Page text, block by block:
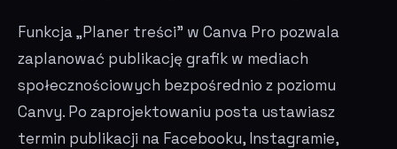
Funkcja „Planer treści" w Canva Pro pozwala
zaplanować publikację grafik w mediach
społecznościowych bezpośrednio z poziomu
Canvy. Po zaprojektowaniu posta ustawiasz
termin publikacji na Facebooku, Instagramie,